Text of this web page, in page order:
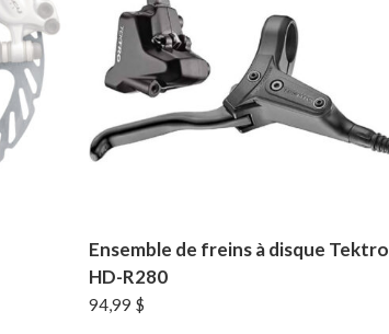
Ensemble de freins à disque Tektro
HD-R280
94,99 $